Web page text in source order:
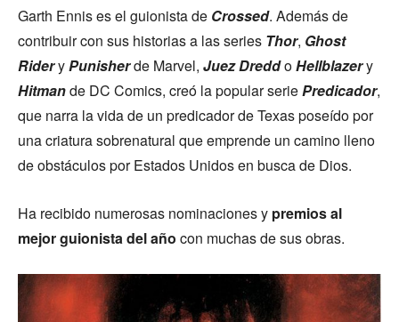
Garth Ennis es el guionista de Crossed. Además de
contribuir con sus historias a las series Thor, Ghost
RideryPunisherde Marvel, Juez DreddoHellblazery
Hitmande DC Comics, creó la popular seriePredicador,
que narra la vida de un predicador de Texas poseído por
una criatura sobrenatural que emprende un camino lleno
de obstáculos por Estados Unidos en busca de Dios.
Ha recibido numerosas nominaciones y premios al
mejor guionista del año con muchas de sus obras.